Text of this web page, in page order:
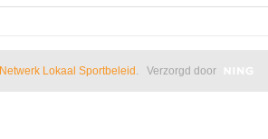
Netwerk Lokaal Sportbeleid . Verzorgd door